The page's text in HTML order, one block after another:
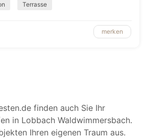
Terrasse
merken
finden auch Sie Ihr
in Lobbach Waldwimmersbach.
Ihren eigenen Traum aus.